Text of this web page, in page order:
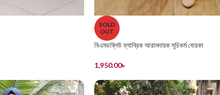
SOLD
OUT
বিএমডব্লিউ ফ্যাব্রিক আরামদায়ক সূচিকর্ম বোরকা
1,950.00৳